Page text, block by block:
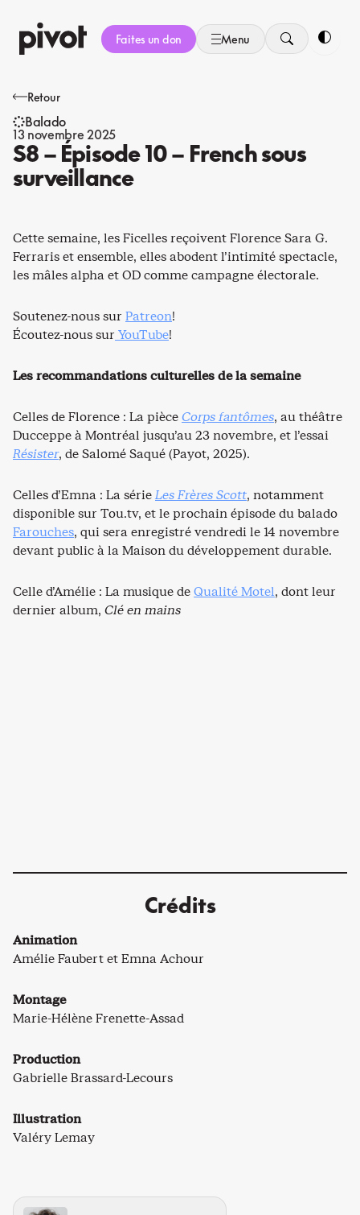
au
contenu
Faites un don Menu
Retour
Balado
13 novembre 2025
S8 – Épisode 10 – French sous
surveillance
Cette semaine, les Ficelles reçoivent Florence Sara G.
Ferraris et ensemble, elles abodent l’intimité spectacle,
les mâles alpha et OD comme campagne électorale.
Soutenez-nous sur Patreon!
Écoutez-nous sur YouTube!
Les recommandations culturelles de la semaine
Celles de Florence : La pièceCorps fantômes, au théâtre
Ducceppe à Montréal jusqu’au 23 novembre, et l’essai
Résister, de Salomé Saqué (Payot, 2025).
Celles d’Emna : La sérieLes Frères Scott, notamment
disponible sur Tou.tv, et le prochain épisode du balado
Farouches, qui sera enregistré vendredi le 14 novembre
devant public à la Maison du développement durable.
Celle d’Amélie : La musique deQualité Motel, dont leur
dernier album, Clé en mains
Crédits
Animation
Amélie Faubert et Emna Achour
Montage
Marie-Hélène Frenette-Assad
Production
Gabrielle Brassard-Lecours
Illustration
Valéry Lemay